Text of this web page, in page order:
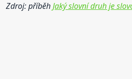
Zdroj: příběhJaký slovní druh je